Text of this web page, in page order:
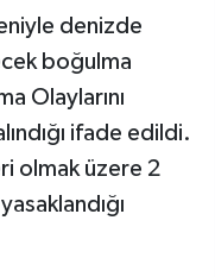
denizde
boğulma
Olaylarını
ifade edildi.
olmak üzere 2